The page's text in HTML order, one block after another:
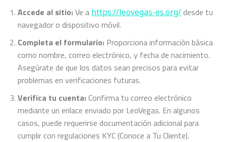
Accede al sitio: Ve a https://leovegas-es.org/desde tu
navegador o dispositivo móvil.
Completa el formulario: Proporciona información básica
como nombre, correo electrónico, y fecha de nacimiento.
Asegúrate de que los datos sean precisos para evitar
problemas en verificaciones futuras.
Verifica tu cuenta: Confirma tu correo electrónico
mediante un enlace enviado por LeoVegas. En algunos
casos, puede requerirse documentación adicional para
cumplir con regulaciones KYC (Conoce a Tu Cliente).